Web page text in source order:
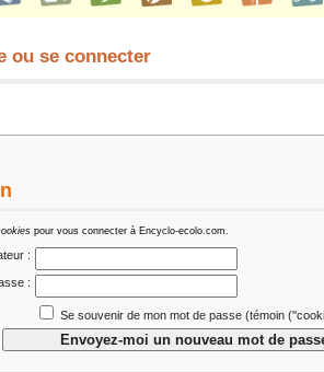
ou se connecter
pour vous connecter à Encyclo-ecolo.com.
:
:
Se souvenir de mon mot de passe (témoin